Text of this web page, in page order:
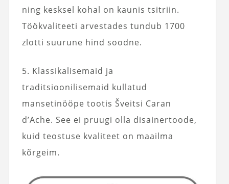
ning kesksel kohal on kaunis tsitriin.
Töökvaliteeti arvestades tundub 1700
zlotti suurune hind soodne.
5. Klassikalisemaid ja
traditsioonilisemaid kullatud
mansetinööpe tootis Šveitsi Caran
d’Ache. See ei pruugi olla disainertoode,
kuid teostuse kvaliteet on maailma
kõrgeim.